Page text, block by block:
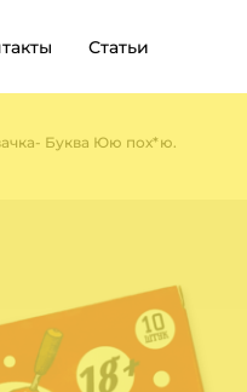
Статьи
Буква Юю пох*ю.